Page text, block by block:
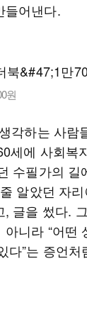
들어낸다.
원
각하는 사
세에 사회복
수필가의 길
알았던 자
, 글을 썼다.
니라 “어떤
다”는 증언처